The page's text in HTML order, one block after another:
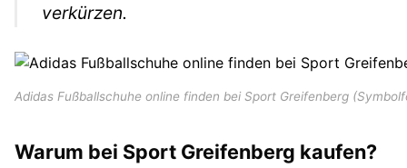
verkürzen.
Adidas Fußballschuhe online finden bei Sport Greifenberg
Warum bei Sport Greifenberg kaufen?